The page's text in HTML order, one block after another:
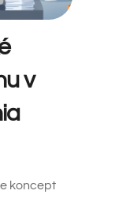
v
koncept